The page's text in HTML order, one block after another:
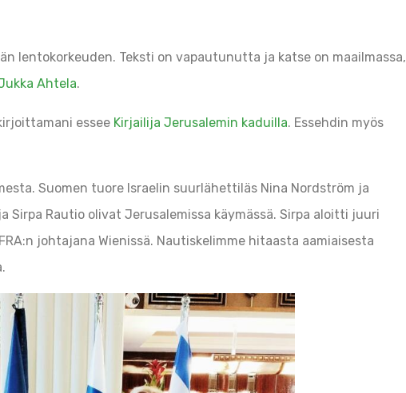
lentokorkeuden. Teksti on vapautunutta ja katse on maailmassa,
Ahtela.
essee Kirjailija Jerusalemin kaduilla. Essehdin myös
Suomen tuore Israelin suurlähettiläs Nina Nordström ja
Sirpa Rautio olivat Jerusalemissa käymässä. Sirpa aloitti juuri
johtajana Wienissä. Nautiskelimme hitaasta aamiaisesta